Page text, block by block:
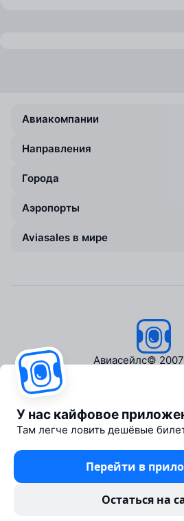
Авиакомпании
Направления
Города
Аэропорты
Aviasales в мире
Авиасейлс©
Travelpayouts
Партнёрская
Медиа
Трэвел‑медиа
У нас кайфовое
Там легче ловить дешёвые
Перейти в
Остаться на